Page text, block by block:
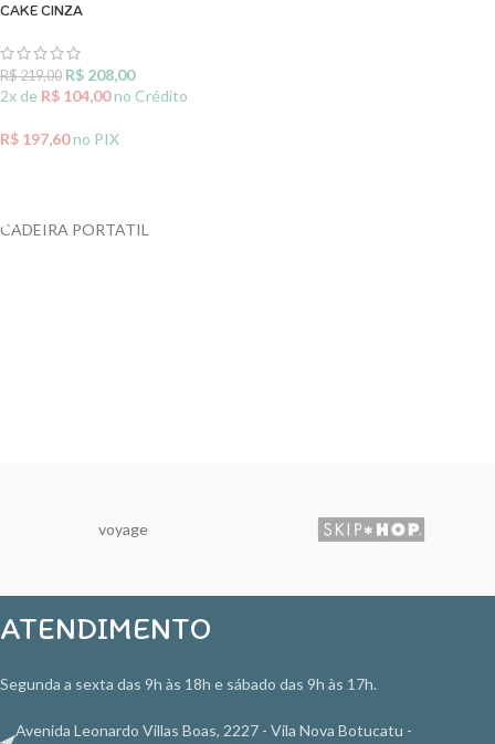
CAKE CINZA
R$219,00 R$ 208,00
2x de R$ 104,00no Crédito
R$ 197,60no PIX
CADEIRA PORTATIL
voyage
ATENDIMENTO
Segunda a sexta das 9h às 18h e sábado das 9h às 17h.
Avenida Leonardo Villas Boas, 2227 - Vila Nova Botucatu -